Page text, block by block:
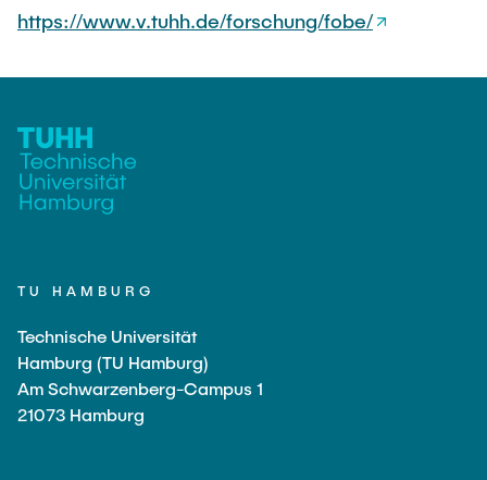
https://www.v.tuhh.de/forschung/fobe/
TU HAMBURG
Technische Universität
Hamburg (TU Hamburg)
Am Schwarzenberg-Campus 1
21073 Hamburg